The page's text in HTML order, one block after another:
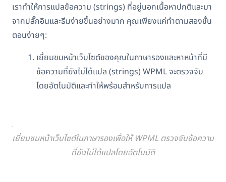
เราทำให้การแปลข้อความ (strings) ที่อยู่นอกเนื้อหาปกติและมา
จากปลั๊กอินและธีมง่ายขึ้นอย่างมาก คุณเพียงแค่ทำตามสองขั้น
ตอนง่ายๆ:
เยี่ยมชมหน้าเว็บไซต์ของคุณในภาษารองและหาหน้าที่มี
ข้อความที่ยังไม่ได้แปล (strings) WPML จะตรวจจับ
โดยอัตโนมัติและทำให้พร้อมสำหรับการแปล
เยี่ยมชมหน้าเว็บไซต์ในภาษารองเพื่อให้ WPML ตรวจจับข้อความ
ที่ยังไม่ได้แปลโดยอัตโนมัติ